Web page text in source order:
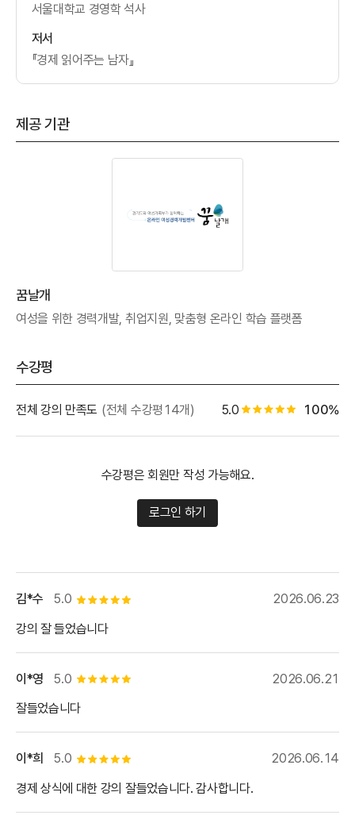
서울대학교 경영학 석사
저서
『경제 읽어주는 남자』
제공 기관
꿈날개
여성을 위한 경력개발, 취업지원, 맞춤형 온라인 학습 플랫폼
수강평
전체 강의 만족도 (전체 수강평14개) 5.0 별점 0.5개 별점 백분
100%
수강평은 회원만 작성 가능해요.
로그인 하기
5.0 별점 5개
김*수
2026.06.23
강의 잘 들었습니다
5.0 별점 5개
이*영
2026.06.21
잘들었습니다
5.0 별점 5개
이*희
2026.06.14
경제 상식에 대한 강의 잘들었습니다. 감사합니다.